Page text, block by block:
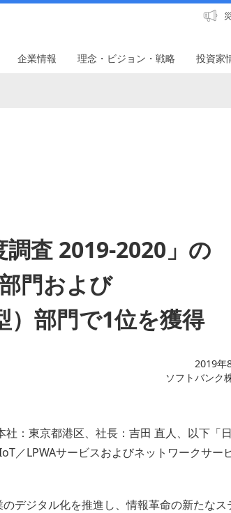
企業情報 理念・ビジョン・戦略 投資家
調査 2019-2020」の
門および
）部門で1位を獲得
2019年
ソフトバンク
：東京都港区、社長：吉田 直人、以下「
／LPWAサービスおよびネットワークサー
デジタル化を推進し、情報革命の新たなス